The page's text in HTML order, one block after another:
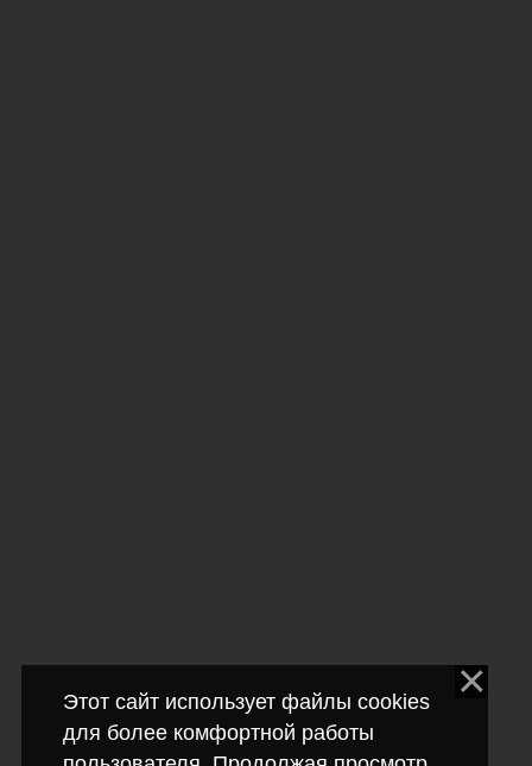
Этот сайт использует файлы cookies
для более комфортной работы